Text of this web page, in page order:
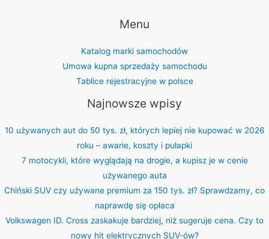
Menu
Katalog marki samochodów
Umowa kupna sprzedaży samochodu
Tablice rejestracyjne w polsce
Najnowsze wpisy
10 używanych aut do 50 tys. zł, których lepiej nie kupować w 2026
roku – awarie, koszty i pułapki
7 motocykli, które wyglądają na drogie, a kupisz je w cenie
używanego auta
Chiński SUV czy używane premium za 150 tys. zł? Sprawdzamy, co
naprawdę się opłaca
Volkswagen ID. Cross zaskakuje bardziej, niż sugeruje cena. Czy to
nowy hit elektrycznych SUV-ów?